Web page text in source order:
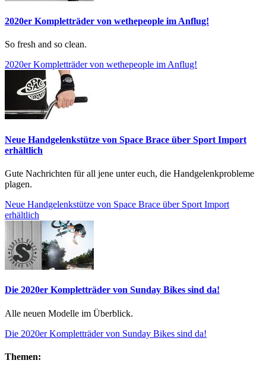
2020er Kompletträder von wethepeople im Anflug!
So fresh and so clean.
2020er Kompletträder von wethepeople im Anflug!
Neue Handgelenkstütze von Space Brace über Sport Import
erhältlich
Gute Nachrichten für all jene unter euch, die Handgelenkprobleme
plagen.
Neue Handgelenkstütze von Space Brace über Sport Import
erhältlich
Die 2020er Kompletträder von Sunday Bikes sind da!
Alle neuen Modelle im Überblick.
Die 2020er Kompletträder von Sunday Bikes sind da!
Themen: